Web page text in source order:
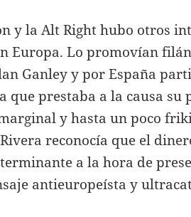
y la Alt Right hubo otros
Europa. Lo promovían
Ganley y por España
que prestaba a la causa su
y hasta un poco
reconocía que el
a la hora de
antieuropeísta y